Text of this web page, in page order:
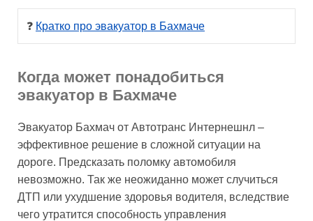
❓ Кратко про эвакуатор в Бахмаче
Когда может понадобиться
эвакуатор в Бахмаче
Эвакуатор Бахмач от Автотранс Интернешнл –
эффективное решение в сложной ситуации на
дороге. Предсказать поломку автомобиля
невозможно. Так же неожиданно может случиться
ДТП или ухудшение здоровья водителя, вследствие
чего утратится способность управления